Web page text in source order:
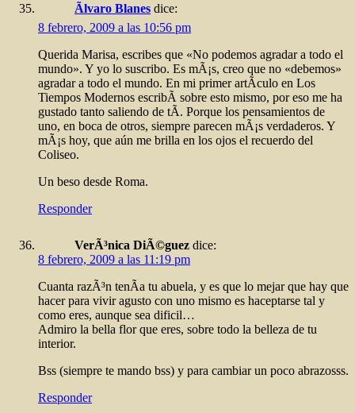
Ãlvaro Blanes dice:
8 febrero, 2009 a las 10:56 pm
Querida Marisa, escribes que «No podemos agradar a todo el
mundo». Y yo lo suscribo. Es mÃ¡s, creo que no «debemos»
agradar a todo el mundo. En mi primer artÃ­culo en Los
Tiempos Modernos escribÃ­ sobre esto mismo, por eso me ha
gustado tanto saliendo de tÃ­. Porque los pensamientos de
uno, en boca de otros, siempre parecen mÃ¡s verdaderos. Y
mÃ¡s hoy, que aún me brilla en los ojos el recuerdo del
Coliseo.
Un beso desde Roma.
Responder
VerÃ³nica DiÃ©guez dice:
8 febrero, 2009 a las 11:19 pm
Cuanta razÃ³n tenÃ­a tu abuela, y es que lo mejar que hay que
hacer para vivir agusto con uno mismo es haceptarse tal y
como eres, aunque sea dificil…
Admiro la bella flor que eres, sobre todo la belleza de tu
interior.
Bss (siempre te mando bss) y para cambiar un poco abrazosss.
Responder